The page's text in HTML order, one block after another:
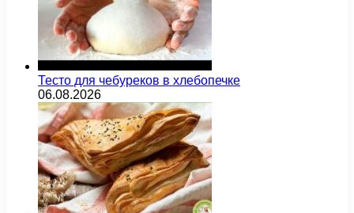
Тесто для чебуреков в хлебопечке
06.08.2026